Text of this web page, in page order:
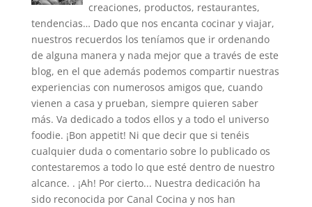
creaciones, productos, restaurantes,
tendencias… Dado que nos encanta cocinar y viajar,
nuestros recuerdos los teníamos que ir ordenando
de alguna manera y nada mejor que a través de este
blog, en el que además podemos compartir nuestras
experiencias con numerosos amigos que, cuando
vienen a casa y prueban, siempre quieren saber
más. Va dedicado a todos ellos y a todo el universo
foodie. ¡Bon appetit! Ni que decir que si tenéis
cualquier duda o comentario sobre lo publicado os
contestaremos a todo lo que esté dentro de nuestro
alcance. . ¡Ah! Por cierto... Nuestra dedicación ha
sido reconocida por Canal Cocina y nos han